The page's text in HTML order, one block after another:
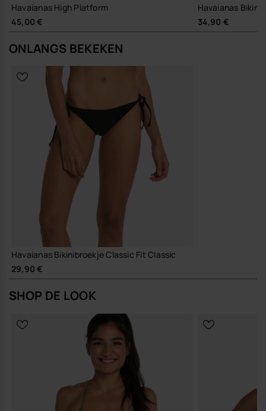
Havaianas High Platform
45,00 €
Havaianas
34,90 €
ONLANGS BEKEKEN
Havaianas Bikinibroekje Classic Fit Classic
29,90 €
SHOP DE LOOK